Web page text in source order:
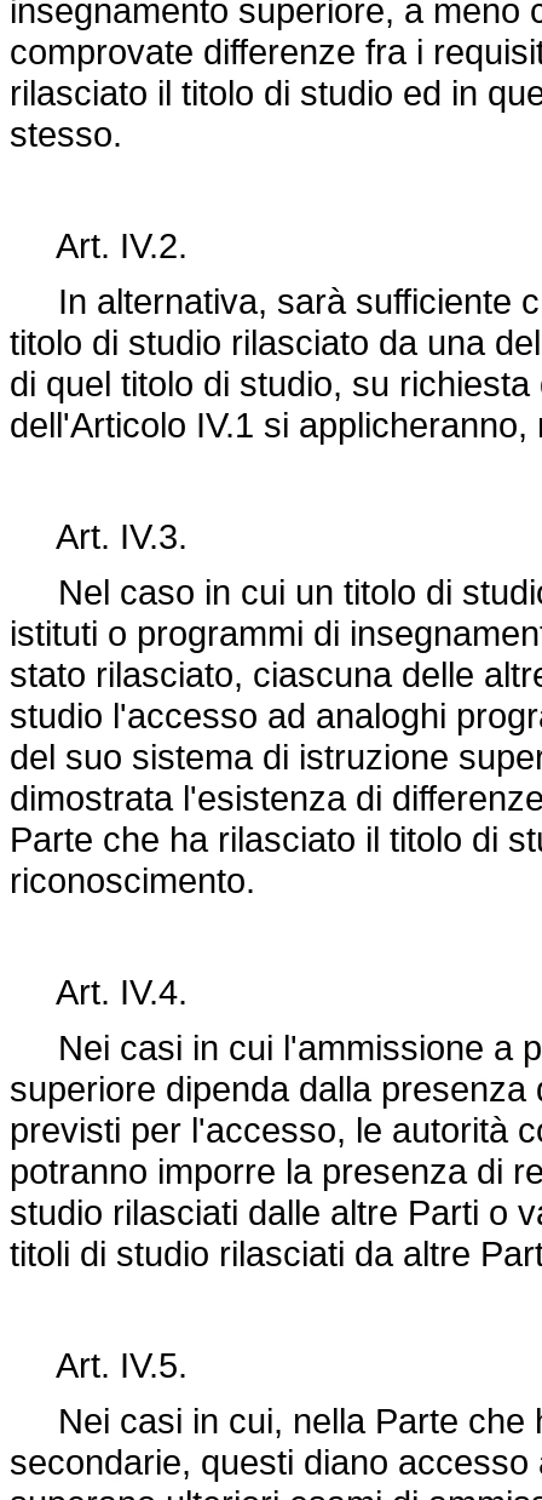
insegnamento superiore, a meno
comprovate differenze fra i
rilasciato il titolo di studio ed in
stesso.
Art. IV.2.
In alternativa, sarà sufficiente
titolo di studio rilasciato da una
di quel titolo di studio, su
dell'Articolo IV.1 si
Art. IV.3.
Nel caso in cui un titolo di
istituti o programmi di
stato rilasciato, ciascuna delle
studio l'accesso ad analoghi
del suo sistema di istruzione
dimostrata l'esistenza di
Parte che ha rilasciato il titolo di
riconoscimento.
Art. IV.4.
Nei casi in cui l'ammissione a
superiore dipenda dalla
previsti per l'accesso, le autorità
potranno imporre la presenza di
studio rilasciati dalle altre Parti o
titoli di studio rilasciati da altre
Art. IV.5.
Nei casi in cui, nella Parte che
secondarie, questi diano